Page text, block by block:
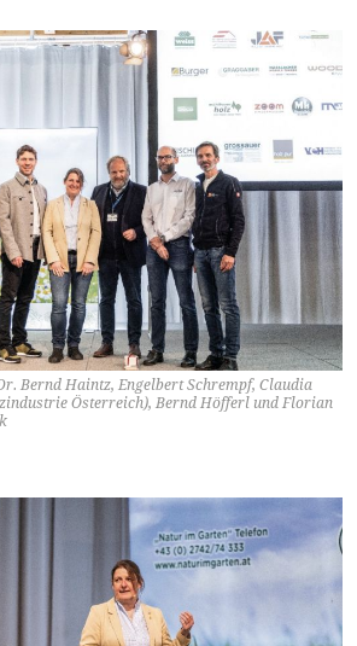
Bernd Haintz, Engelbert Schrempf, Claudia
Österreich), Bernd Höfferl und Florian